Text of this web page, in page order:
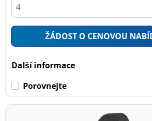
ŽÁDOST O CENOVOU
Další informace
Porovnejte